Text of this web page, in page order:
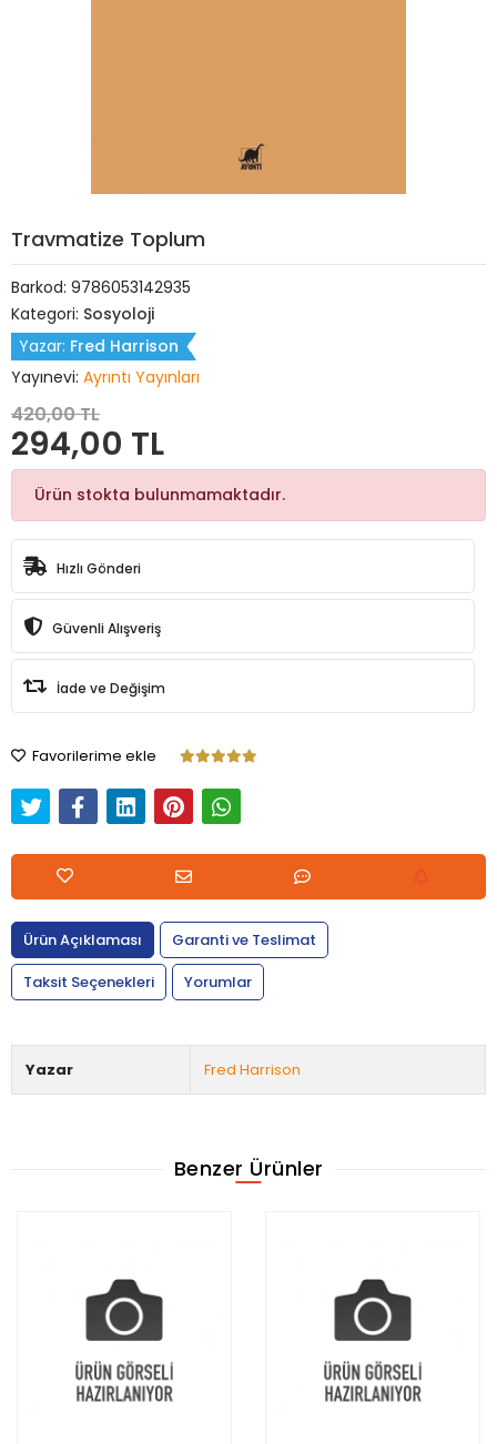
Travmatize Toplum
Barkod: 9786053142935
Kategori: Sosyoloji
Yazar: Fred Harrison
Yayınevi: Ayrıntı Yayınları
420,00 TL
294,00 TL
Ürün stokta bulunmamaktadır.
Hızlı Gönderi
Güvenli Alışveriş
İade ve Değişim
Favorilerime ekle
Ürün Açıklaması
Garanti ve Teslimat
Taksit Seçenekleri
Yorumlar
Yazar Fred Harrison
Benzer Ürünler